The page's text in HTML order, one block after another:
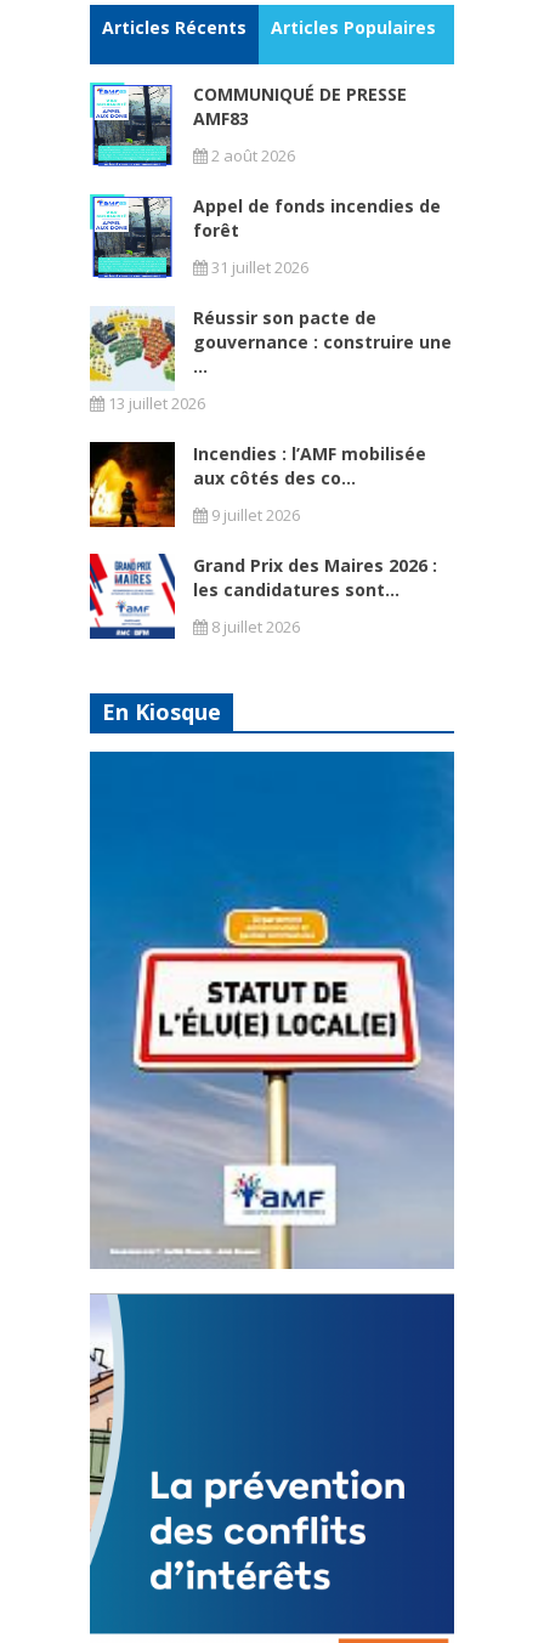
Articles Récents Articles Populaires
COMMUNIQUÉ DE PRESSE
AMF83
2 août 2026
Appel de fonds incendies de
forêt
31 juillet 2026
Réussir son pacte de
gouvernance : construire une
...
13 juillet 2026
Incendies : l’AMF mobilisée
aux côtés des co...
9 juillet 2026
Grand Prix des Maires 2026 :
les candidatures sont...
8 juillet 2026
En Kiosque
Statut de l’élu local
3 avril 2024
Mise à jour avril 2024
FEUILLETER